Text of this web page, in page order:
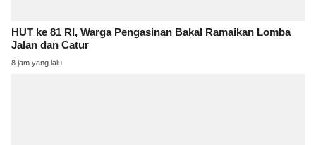
HUT ke 81 RI, Warga Pengasinan Bakal Ramaikan Lomba
Jalan dan Catur
8 jam yang lalu